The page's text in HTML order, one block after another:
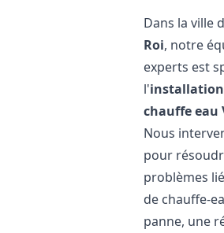
Dans la ville
Roi, notre
experts est
l'
chauffe eau
Nous
pour
problèmes
de chauffe-
panne, une